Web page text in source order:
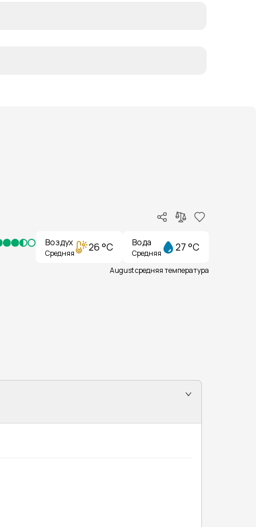
Воздух
Средняя 26 °C Вода
Средняя 27 °C
August средняя температура